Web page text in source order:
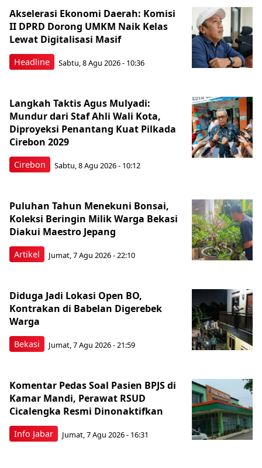
Headline
Akselerasi Ekonomi Daerah: Komisi
II DPRD Dorong UMKM Naik Kelas
Lewat Digitalisasi Masif
Sabtu, 8 Agu 2026 - 10:36
Cirebon
Langkah Taktis Agus Mulyadi:
Mundur dari Staf Ahli Wali Kota,
Diproyeksi Penantang Kuat Pilkada
Cirebon 2029
Sabtu, 8 Agu 2026 - 10:12
Artikel
Puluhan Tahun Menekuni Bonsai,
Koleksi Beringin Milik Warga Bekasi
Diakui Maestro Jepang
Jumat, 7 Agu 2026 - 22:10
Bekasi
Diduga Jadi Lokasi Open BO,
Kontrakan di Babelan Digerebek
Warga
Jumat, 7 Agu 2026 - 21:59
Info Jabar
Komentar Pedas Soal Pasien BPJS di
Kamar Mandi, Perawat RSUD
Cicalengka Resmi Dinonaktifkan
Jumat, 7 Agu 2026 - 16:31